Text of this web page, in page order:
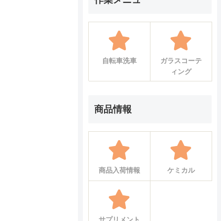
自転車洗車
ガラスコーテ
ィング
商品情報
商品入荷情報 ケミカル
サプリメント